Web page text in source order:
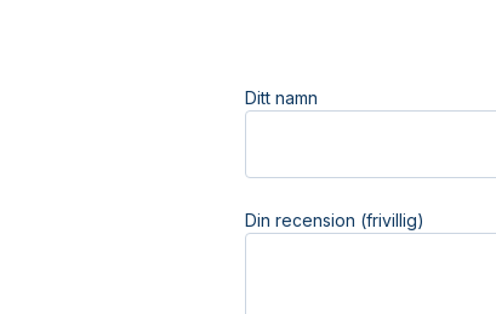
Ditt namn
Din recension (frivillig)